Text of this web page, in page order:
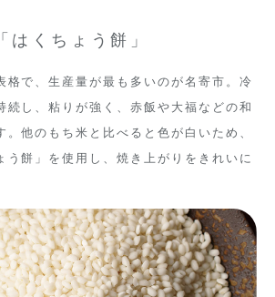
「はくちょう餅」
格で、生産量が最も多いのが名寄市。冷
続し、粘りが強く、赤飯や大福などの和
。他のもち米と比べると色が白いため、
う餅」を使用し、焼き上がりをきれいに